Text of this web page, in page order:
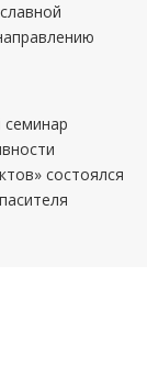
семинар
состоялся